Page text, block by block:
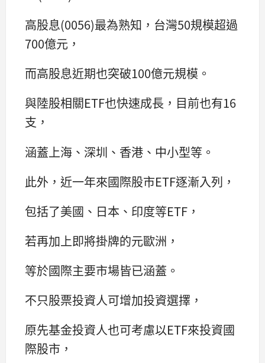
高股息(0056)最為熟知，台灣50規模超過
700億元，
而高股息近期也突破100億元規模。
與陸股相關ETF也快速成長，目前也有16
支，
涵蓋上海、深圳、香港、中小型等。
此外，近一年來國際股市ETF逐漸入列，
包括了美國、日本、印度等ETF，
若再加上即將掛牌的元歐洲，
等於國際主要市場皆已涵蓋。
不只股票投資人可增加投資選擇，
原先基金投資人也可考慮以ETF來投資國
際股市，